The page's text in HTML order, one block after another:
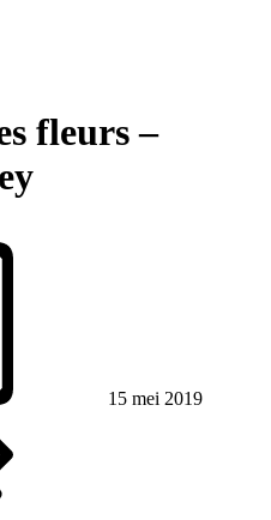
fleurs –
15 mei 2019